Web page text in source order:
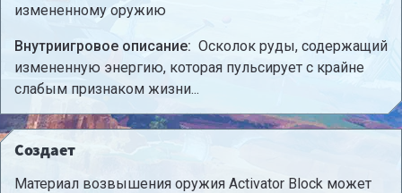
измененному оружию
Внутриигровое описание: Осколок руды, содержащий
измененную энергию, которая пульсирует с крайне
слабым признаком жизни...
Создает
Материал возвышения оружия Activator Block может